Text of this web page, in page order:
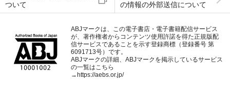
ついて
の情報の外部送信について
ABJマークは、この電子書店・電子書籍配信サービス
が、著作権者からコンテンツ使用許諾を得た正規版配
信サービスであることを示す登録商標（登録番号 第
6091713号）です。
ABJマークの詳細、ABJマークを掲示しているサービス
の一覧はこちら
→ https://aebs.or.jp/